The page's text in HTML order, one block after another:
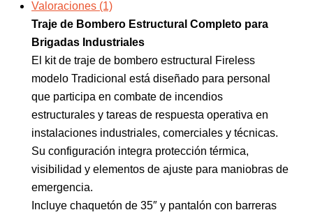
Valoraciones (1)
Traje de Bombero Estructural Completo para
Brigadas Industriales
El kit de traje de bombero estructural Fireless
modelo Tradicional está diseñado para personal
que participa en combate de incendios
estructurales y tareas de respuesta operativa en
instalaciones industriales, comerciales y técnicas.
Su configuración integra protección térmica,
visibilidad y elementos de ajuste para maniobras de
emergencia.
Incluye chaquetón de 35″ y pantalón con barreras